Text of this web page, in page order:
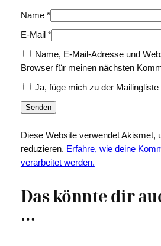
Name *
E-Mail *
Name, E-Mail-Adresse und
Browser für meinen nächsten
Ja, füge mich zu der Mailingliste
Diese Website verwendet Akismet,
reduzieren. Erfahre, wie deine
verarbeitet werden.
Das könnte dir
…